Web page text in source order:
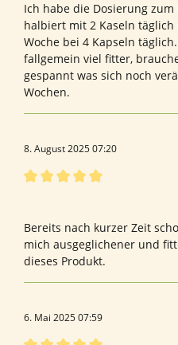
Ich habe die Dosierung
halbiert mit 2 Kaseln
Woche bei 4 Kapseln
fallgemein viel fitter,
gespannt was sich noch
Wochen.
8. August 2025 07:20
Bereits nach kurzer Zeit
mich ausgeglichener und
dieses Produkt.
6. Mai 2025 07:59